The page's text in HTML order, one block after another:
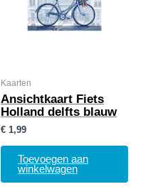
Kaarten
Ansichtkaart Fiets
Holland delfts blauw
€ 1,99
Toevoegen aan
winkelwagen